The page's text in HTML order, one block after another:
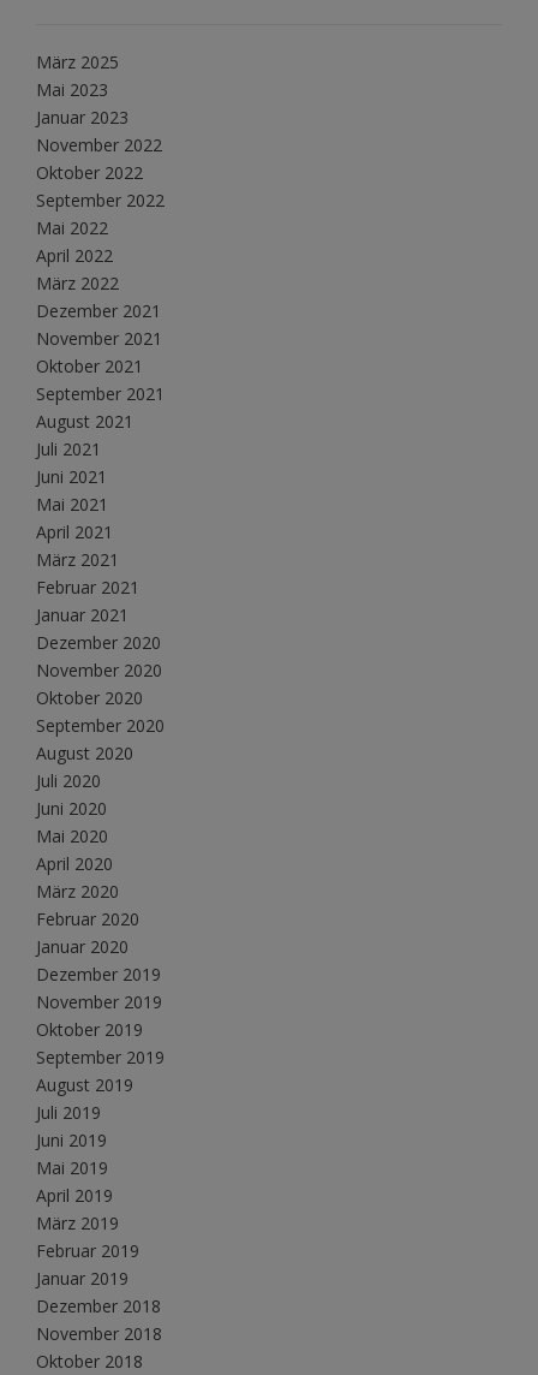
März 2025
Mai 2023
Januar 2023
November 2022
Oktober 2022
September 2022
Mai 2022
April 2022
März 2022
Dezember 2021
November 2021
Oktober 2021
September 2021
August 2021
Juli 2021
Juni 2021
Mai 2021
April 2021
März 2021
Februar 2021
Januar 2021
Dezember 2020
November 2020
Oktober 2020
September 2020
August 2020
Juli 2020
Juni 2020
Mai 2020
April 2020
März 2020
Februar 2020
Januar 2020
Dezember 2019
November 2019
Oktober 2019
September 2019
August 2019
Juli 2019
Juni 2019
Mai 2019
April 2019
März 2019
Februar 2019
Januar 2019
Dezember 2018
November 2018
Oktober 2018